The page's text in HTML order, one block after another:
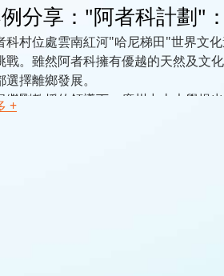
分享："阿者科計劃"
科村位處雲南紅河"哈尼梯田"世界文
戰。雖然阿者科擁有優越的天然及文
選擇離鄉發展。
繼剛教授的領導下，廣州中山大學提
+